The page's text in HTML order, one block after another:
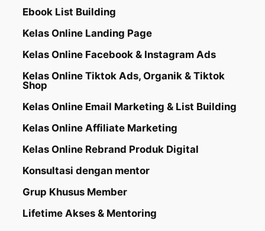
Ebook List Building
Kelas Online Landing Page
Kelas Online Facebook & Instagram Ads
Kelas Online Tiktok Ads, Organik & Tiktok
Shop
Kelas Online Email Marketing & List Building
Kelas Online Affiliate Marketing
Kelas Online Rebrand Produk Digital
Konsultasi dengan mentor
Grup Khusus Member
Lifetime Akses & Mentoring